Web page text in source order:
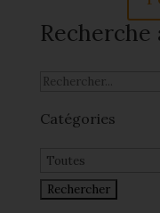
Recherche
Catégories